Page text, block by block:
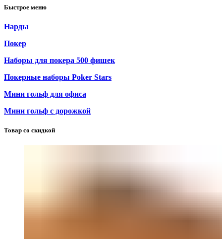
Быстрое меню
Нарды
Покер
Наборы для покера 500 фишек
Покерные наборы Poker Stars
Мини гольф для офиса
Мини гольф с дорожкой
Товар со скидкой